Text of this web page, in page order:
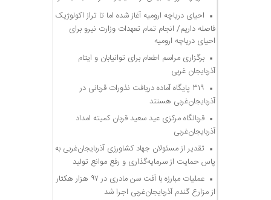
احیای دریاچه ارومیه آغاز شده اما تا تراز اکولوژیک
فاصله داریم/ انجام تمام تعهدات وزارت نیرو برای
احیای دریاچه ارومیه
برگزاری مراسم اطعام برای توانیابان و ایتام
آذربایجان غربی
۳۱۹ پایگاه آماده دریافت نذورات قربانی در
آذربایجان‌غربی هستند
قربانگاه مرکزی عید سعید قربان کمیته امداد
آذربایجان‌غربی
تقدیر از مسئولان جهاد کشاورزی آذربایجان‌غربی به
پاس حمایت از سرمایه‌گذاری و رفع موانع تولید
عملیات مبارزه با آفت سن مادری در ۹۷ هزار هکتار
از مزارع گندم آذربایجان‌غربی اجرا شد